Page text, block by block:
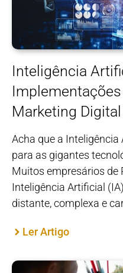
Inteligência
Marketing Digital
Acha que a
para as gigantes
Muitos empresários de
Inteligência Artificial
distante, complexa e
Ler Artigo